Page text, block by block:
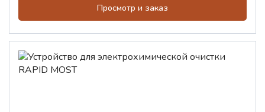
Просмотр и заказ